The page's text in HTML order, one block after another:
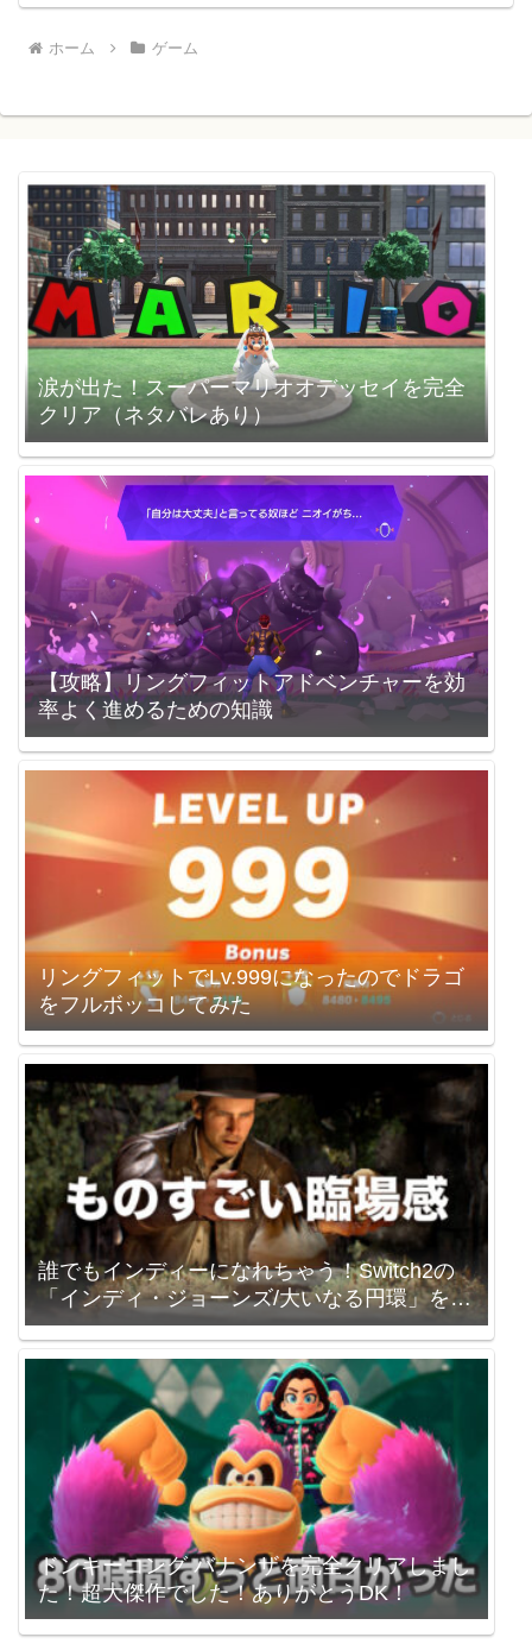
ホーム ゲーム
涙が出た！スーパーマリオオデッセイを完全
クリア（ネタバレあり）
【攻略】リングフィットアドベンチャーを効
率よく進めるための知識
リングフィットでLv.999になったのでドラゴ
をフルボッコしてみた
誰でもインディーになれちゃう！Switch2の
「インディ・ジョーンズ/大いなる円環」を買
いました。
ドンキーコング バナンザを完全クリアしまし
た！超大傑作でした！ありがとうDK！